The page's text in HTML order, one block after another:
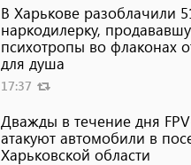
В Харькове разоблачили
наркодилерку,
психотропы во флаконах
для душа
17:37
Дважды в течение дня
атакуют автомобили в
Харьковской области